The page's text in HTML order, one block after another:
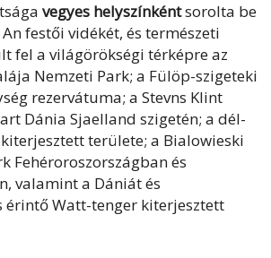
vegyes helyszínkéntsorolta be
festői vidékét, és természeti
fel a világörökségi térképre az
Nemzeti Park; a Fülöp-szigeteki
rezervátuma; a Stevns Klint
Dánia Sjaelland szigetén; a dél-
területe; a Bialowieski
Fehéroroszországban és
valamint a Dániát és
érintő Watt-tenger kiterjesztett